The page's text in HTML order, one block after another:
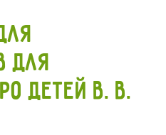
ДЛЯ
ДЕТЕЙ В. В.